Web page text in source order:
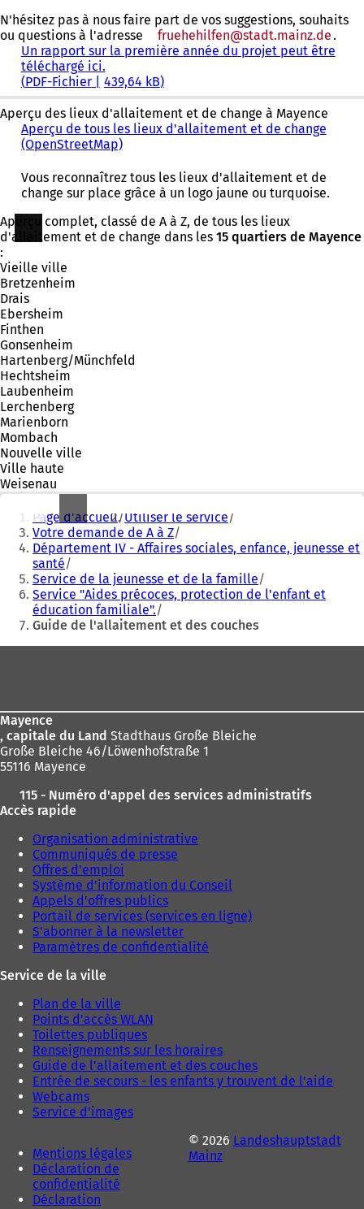
N'hésitez pas à nous faire part de vos suggestions, souhaits
ou questions à l'adresse
fruehehilfen stadt.mainz de.
Un rapport sur la première année du projet peut être
téléchargé ici.
PDF-Fichier 439,64 kB
Aperçu des lieux d'allaitement et de change à Mayence
Aperçu de tous les lieux d'allaitement et de change
(OpenStreetMap)(
'
o
u
v
r
n
l
e
t
)
Vous reconnaîtrez tous les lieux d'allaitement et de
change sur place grâce à un logo jaune ou turquoise.
Aperçu complet, classé de A à Z, de tous les lieux
d'allaitement et de change dans les 15 quartiers de Mayence
:
Vieille ville
Bretzenheim
Drais
Ebersheim
Finthen
Gonsenheim
Hartenberg/Münchfeld
Hechtsheim
Laubenheim
Lerchenberg
Marienborn
Mombach
Nouvelle ville
Ville haute
Weisenau
Vous
êtes
ici
Page d'accueil Utiliser le service
Votre demande de A à Z
Département IV - Affaires sociales, enfance, jeunesse et
santé
Service de la jeunesse et de la famille
Service "Aides précoces, protection de l'enfant et
éducation familiale".
Guide de l'allaitement et des couches
Mayence
, capitale du Land Stadthaus Große Bleiche
Große Bleiche 46/Löwenhofstraße 1
55116 Mayence
115 - Numéro d'appel des services administratifs
Accès rapide
Organisation administrative
Communiqués de presse
Offres d'emploi
Système d'information du Conseil
Appels d'offres publics
Portail de services (services en ligne)
S'abonner à la newsletter
Paramètres de confidentialité
Service de la ville
Plan de la ville
Points d'accès WLAN
Toilettes publiques
Renseignements sur les horaires
Guide de l'allaitement et des couches
Entrée de secours - les enfants y trouvent de l'aide
Webcams
Service d'images
Mentions légales
Déclaration de
confidentialité
Déclaration
© 2026 Landeshauptstadt
Mainz